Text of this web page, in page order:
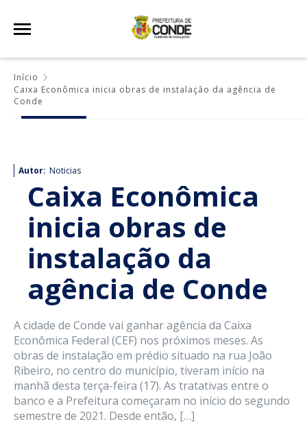
Início
Caixa Econômica inicia obras de instalação da agência de
Conde
Autor: Noticias
Caixa Econômica
inicia obras de
instalação da
agência de Conde
A cidade de Conde vai ganhar agência da Caixa
Econômica Federal (CEF) nos próximos meses. As
obras de instalação em prédio situado na rua João
Ribeiro, no centro do município, tiveram início na
manhã desta terça-feira (17). As tratativas entre o
banco e a Prefeitura começaram no início do segundo
semestre de 2021. Desde então, […]